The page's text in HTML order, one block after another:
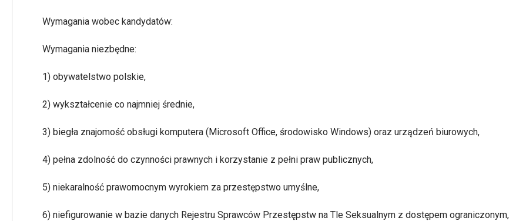
Wymagania wobec kandydatów:
Wymagania niezbędne:
1) obywatelstwo polskie,
2) wykształcenie co najmniej średnie,
3) biegła znajomość obsługi komputera (Microsoft Office, środowisko Windows) oraz urządzeń biurowych,
4) pełna zdolność do czynności prawnych i korzystanie z pełni praw publicznych,
5) niekaralność prawomocnym wyrokiem za przestępstwo umyślne,
6) niefigurowanie w bazie danych Rejestru Sprawców Przestępstw na Tle Seksualnym z dostępem ograniczonym,